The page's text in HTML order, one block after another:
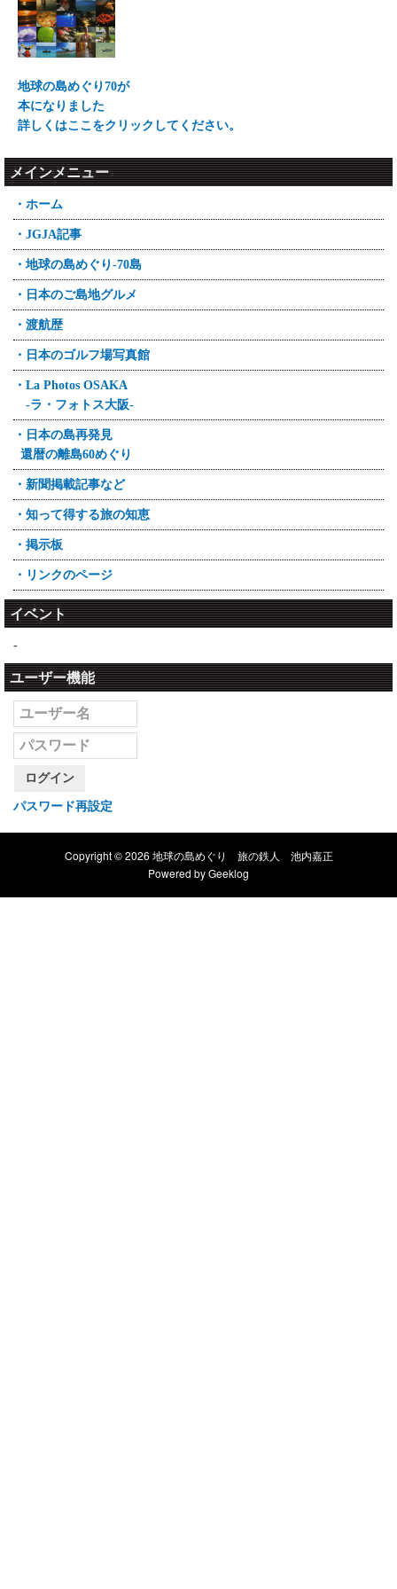
地球の島めぐり70が
本になりました
詳しくはここをクリックしてください。
メインメニュー
・ホーム
・JGJA記事
・地球の島めぐり-70島
・日本のご島地グルメ
・渡航歴
・日本のゴルフ場写真館
・La Photos OSAKA
-ラ・フォトス大阪-
・日本の島再発見
還暦の離島60めぐり
・新聞掲載記事など
・知って得する旅の知恵
・掲示板
・リンクのページ
イベント
-
ユーザー機能
ログイン
パスワード再設定
Copyright © 2026 地球の島めぐり 旅の鉄人 池内嘉正
Powered byGeeklog